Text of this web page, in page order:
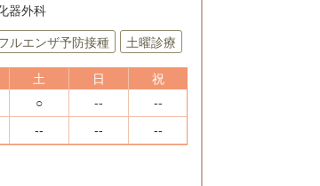
器外科
ルエンザ予防接種 土曜診療
土 日
祝
○ --
--
-- -- --